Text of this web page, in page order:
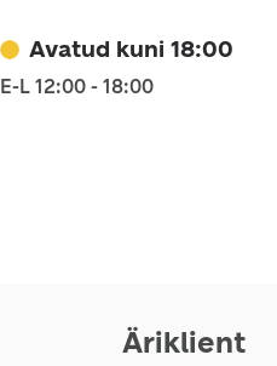
Avatud kuni 18:00
E-L 12:00 - 18:00
Äriklient